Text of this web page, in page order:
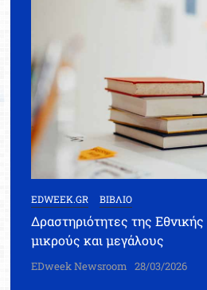
EDWEEK.GR ΒΙΒΛΙΟ
Δραστηριότητες της Εθνικής
μικρούς και μεγάλους
EDweek Newsroom 28/03/2026